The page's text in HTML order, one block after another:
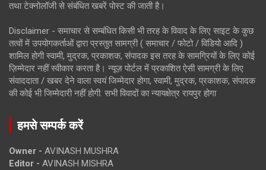
तथा टेक्नोलॉजी से संबंधित खबरें पोस्ट की जाती है।
Disclaimer - समाचार से सम्बंधित किसी भी तरह के विवाद के लिए साइट के कुछ
तत्वों में उपयोगकर्ताओं द्वारा प्रस्तुत सामग्री ( समाचार / फोटो / विडियो आदि )
शामिल होगी स्वामी, मुद्रक, प्रकाशक, संपादक इस तरह के सामग्रियों के लिए कोई
ज़िम्मेदार नहीं स्वीकार करता है। न्यूज़ पोर्टल में प्रकाशित ऐसी सामग्री के लिए
संवाददाता / खबर देने वाला स्वयं जिम्मेदार होगा, स्वामी, मुद्रक, प्रकाशक, संपादक
की कोई भी जिम्मेदारी नहीं होगी. सभी विवादों का न्यायक्षेत्र रायपुर होगा
हमसे सम्पर्क करें
Owner - AVINASH MUSHRA
Editor - AVINASH MISHRA